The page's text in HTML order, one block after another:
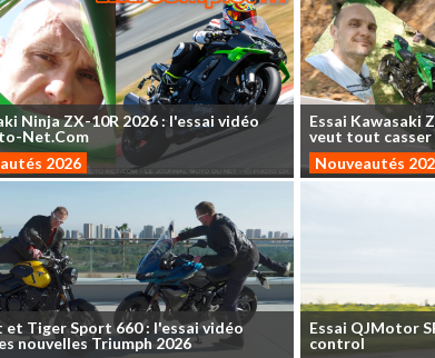
NinjaZX-10R 2026 : l'essai vidéo
Net.Com
2026
Essai Kawasaki
veut tout casser
Nouveautés
et TigerSport 660: l'essaividéo
nouvelles Triumph2026
Essai QJMotor
control